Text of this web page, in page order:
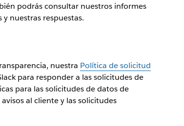
podrás consultar nuestros informes
nuestras respuestas.
nuestra Política de solicitud
para responder a las solicitudes de
para las solicitudes de datos de
al cliente y las solicitudes